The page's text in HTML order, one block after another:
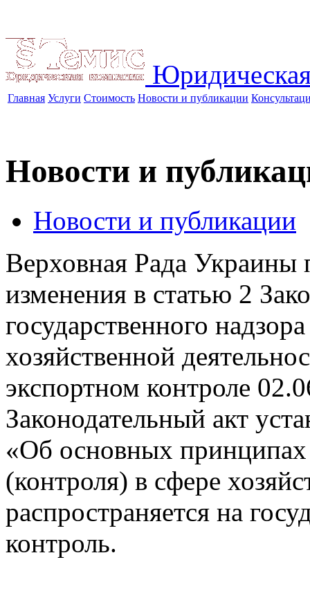
Главная Услуги Стоимость Новости и публикации
Новости и
Новости и публикации
Верховная Рада Украины
изменения в статью 2
государственного
хозяйственной
экспортном контроле
Законодательный акт
«Об основных принципах
(контроля) в сфере
распространяется на
контроль.